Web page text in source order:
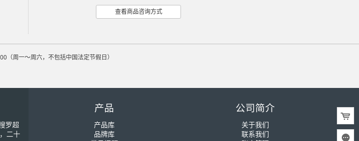
查看商品咨询方式
（周一～周六，不包括中国法定节假日）
罗超
二十
产品
产品库
品牌库
公司简介
关于我们
联系我们